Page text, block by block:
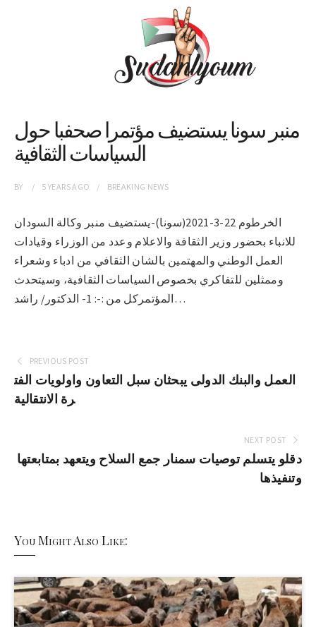
منبر سونا يستضيف مؤتمرا صحفبا حول
السياسات الثقافية
BY 5 YEARSAGO BREAKING NEWS
الخرطوم 22-3-2021(سونا)-يستضيف منبر وكالة السودان
للانباء بحضور وزير الثقافة والاعلام وعدد من الوزراء وقيادات
العمل الوطني والمهتمين بالشان الثقافي من ادباء وشعراء
وممثلين للتفاكري بخصوص السياسات الثقافية، وسيتحدث
المؤتمركل من :-: 1- الدكتور/ راشد…
PREVIOUS POST
العمل والبنك الدولى يبحثان سبل التعاون واولويات الفت
رة الانتقالية
NEXT POST
دقلو يتسلم توصيات سمنار جمع السلاح ويتعهد بمتابعتها
وتنفيذها
You Might Also Like: